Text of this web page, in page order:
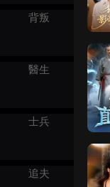
背叛
醫生
士兵
追夫